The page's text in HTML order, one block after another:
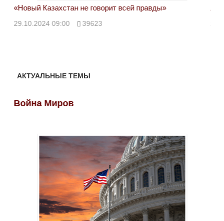
«Новый Казахстан не говорит всей правды»
29.10.2024 09:00 39623
АКТУАЛЬНЫЕ ТЕМЫ
Война Миров